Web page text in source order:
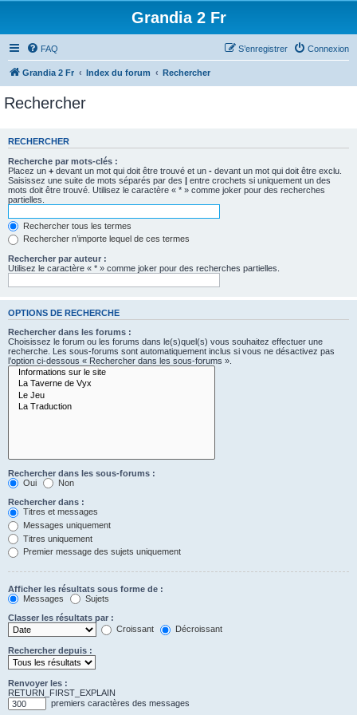
Grandia 2 Fr
FAQ Connexion
S’enregistrer
Grandia 2 Fr Index du forum Rechercher
Rechercher
RECHERCHER
Recherche par mots-clés :
Placez un + devant un mot qui doit être trouvé et un - devant un mot qui doit être exclu.
Saisissez une suite de mots séparés par des | entre crochets si uniquement un des
mots doit être trouvé. Utilisez le caractère « * » comme joker pour des recherches
partielles.
Rechercher tous les termes
Rechercher n’importe lequel de ces termes
Rechercher par auteur :
Utilisez le caractère « * » comme joker pour des recherches partielles.
OPTIONS DE RECHERCHE
Rechercher dans les forums :
Choisissez le forum ou les forums dans le(s)quel(s) vous souhaitez effectuer une
recherche. Les sous-forums sont automatiquement inclus si vous ne désactivez pas
l’option ci-dessous « Rechercher dans les sous-forums ».
Rechercher dans les sous-forums :
Oui
Non
Rechercher dans :
Titres et messages
Messages uniquement
Titres uniquement
Premier message des sujets uniquement
Afficher les résultats sous forme de :
Messages
Sujets
Classer les résultats par :
Croissant
Décroissant
Rechercher depuis :
Renvoyer les :
RETURN_FIRST_EXPLAIN
premiers caractères des messages